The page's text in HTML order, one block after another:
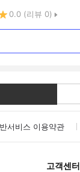
0.0 (리뷰 0)
서비스 이용약관
고객센터